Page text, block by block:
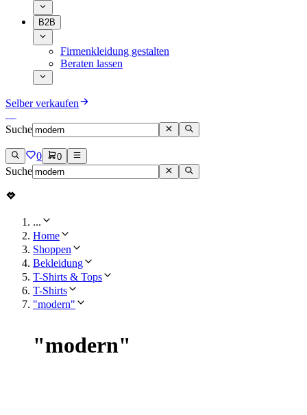
B2B
Firmenkleidung gestalten
Beraten lassen
Selber verkaufen
Suche
0 0
Suche
...
Home
Shoppen
Bekleidung
T-Shirts & Tops
T-Shirts
"modern"
"modern"